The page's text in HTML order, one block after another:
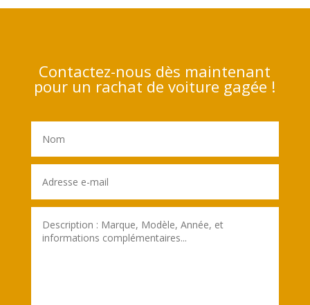
Contactez-nous dès maintenant
pour un rachat de voiture gagée !